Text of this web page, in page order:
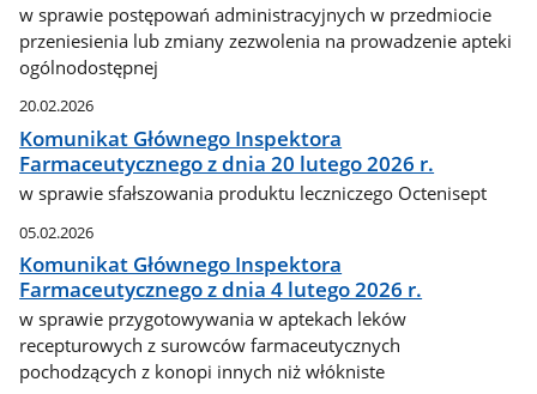
w sprawie postępowań administracyjnych w przedmiocie
przeniesienia lub zmiany zezwolenia na prowadzenie apteki
ogólnodostępnej
20.02.2026
Komunikat Głównego Inspektora
Farmaceutycznego z dnia 20 lutego 2026 r.
w sprawie sfałszowania produktu leczniczego Octenisept
05.02.2026
Komunikat Głównego Inspektora
Farmaceutycznego z dnia 4 lutego 2026 r.
w sprawie przygotowywania w aptekach leków
recepturowych z surowców farmaceutycznych
pochodzących z konopi innych niż włókniste